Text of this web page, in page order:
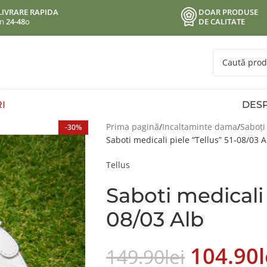
RAPIDA
24-48o
DOAR PRODUSE
DE CALITATE
-30% Prima pagină Incaltaminte dama
Saboti medicali piele “Tellus” 51-08/03
Tellus
Saboti medicali
08/03 Alb
149.90Lei 104.90